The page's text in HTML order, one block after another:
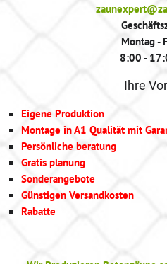
Montag -
8:00 -
Ihre
Eigene Produktion
Montage in A1 Qualität mit
Persönliche beratung
Gratis planung
Sonderangebote
Günstigen Versandkosten
Rabatte